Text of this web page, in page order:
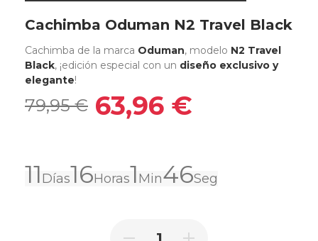
Cachimba Oduman N2 Travel Black
Cachimba de la marca Oduman, modelo N2 Travel
Black, ¡edición especial con un diseño exclusivo y
elegante!
79,95 € 63,96 €
11Días16Horas1Min46Seg